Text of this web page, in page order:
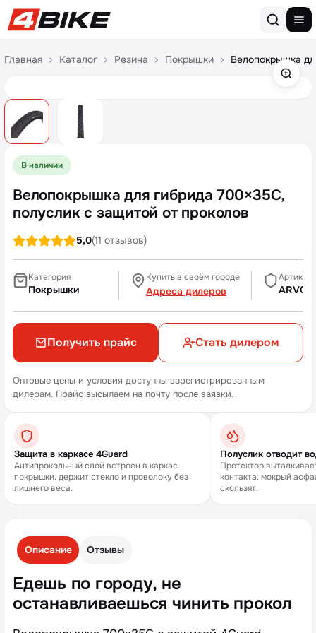
Главная Каталог Резина Покрышки Велопокрышка
В наличии
Велопокрышка для гибрида 700×35С,
полуслик с защитой от проколов
5,0(11 отзывов)
Категория
Покрышки
Артикул
Купить в своём городе
Адреса дилеров
Получить прайс Стать дилером
Оптовые цены и условия доступны зарегистрированным
дилерам. Прайс высылаем на почту после заявки.
Защита в каркасе 4Guard
Антипрокольный слой встроен в каркас
покрышки, держит стекло и проволоку без
лишнего веса.
Полуслик отводит
Протектор
контакта, мокрый
скользят.
Описание Отзывы
Едешь по городу, не
останавливаешься чинить прокол